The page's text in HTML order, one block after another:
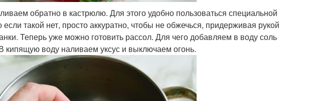
обратно в кастрюлю. Для этого удобно пользоваться специальной
такой нет, просто аккуратно, чтобы не обжечься, придерживая рукой
Теперь уже можно готовить рассол. Для чего добавляем в воду соль
кипящую воду наливаем уксус и выключаем огонь.